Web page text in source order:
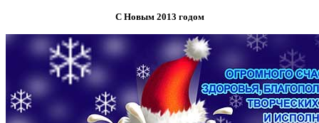
С Новым 2013 годом